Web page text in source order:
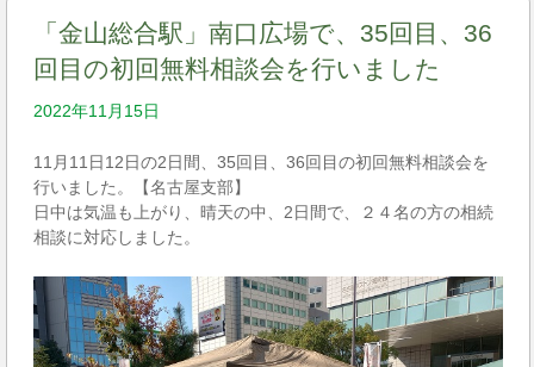
「金山総合駅」南口広場で、35回目、36
回目の初回無料相談会を行いました
2022年11月15日
11月11日12日の2日間、35回目、36回目の初回無料相談会を
行いました。【名古屋支部】
日中は気温も上がり、晴天の中、2日間で、２４名の方の相続
相談に対応しました。